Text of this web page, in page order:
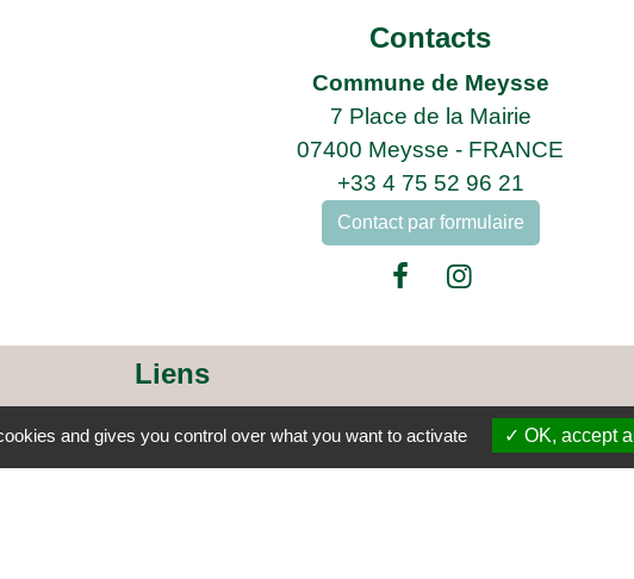
Contacts
Commune de Meysse
7 Place de la Mairie
07400 Meysse - FRANCE
+33 4 75 52 96 21
Contact par formulaire
Liens
Enedis
Adresses des agences EDF
and gives you control over what you want to activate OK, accept all